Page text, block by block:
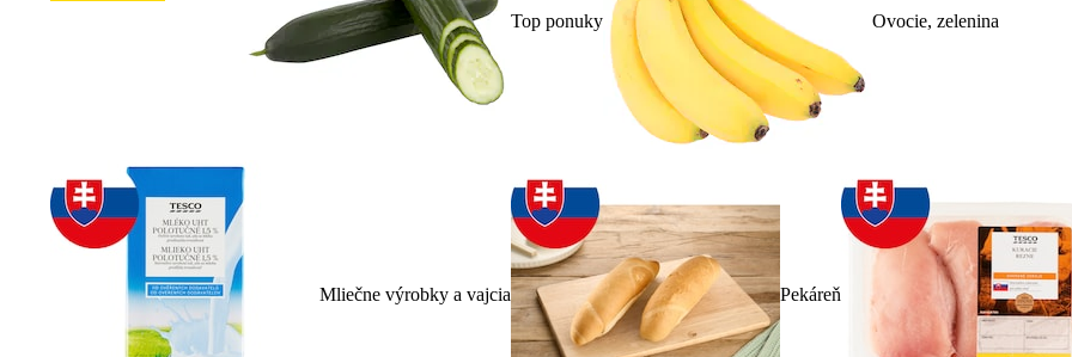
Top ponuky Ovocie, zelenina
Mliečne výrobky a vajcia Pekáreň